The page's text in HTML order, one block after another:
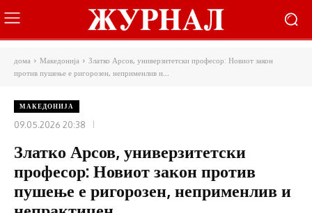
дома Македонија
Златко Арсов, универзитетски професор: Новиот закон
против пушење е ригорозен, неприменлив и...
МАКЕДОНИЈА
09.05.2026 20:38
Златко Арсов, универзитетски
професор: Новиот закон против
пушење е ригорозен, неприменлив и